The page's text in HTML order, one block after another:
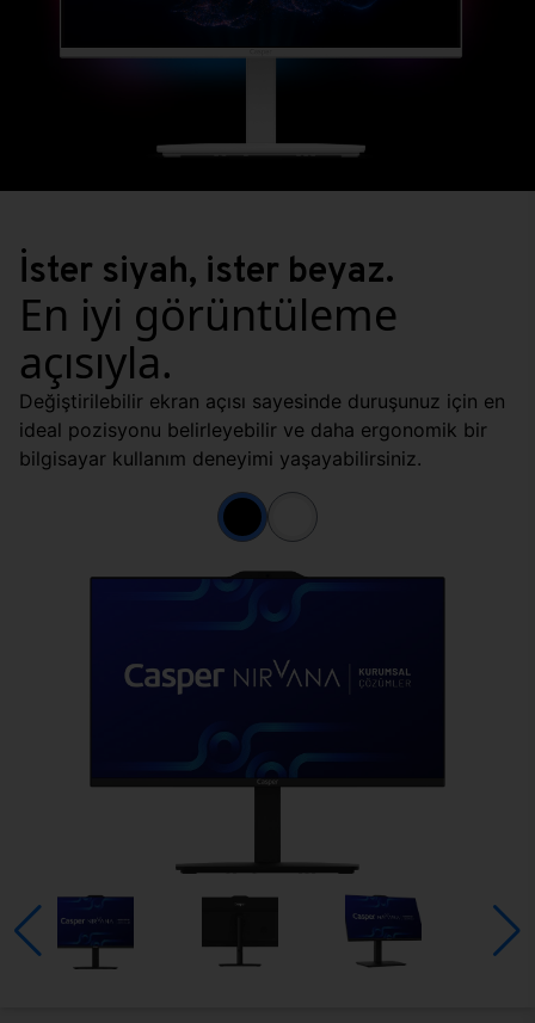
İster siyah, ister beyaz.
En iyi görüntüleme
açısıyla.
Değiştirilebilir ekran açısı sayesinde duruşunuz için en
ideal pozisyonu belirleyebilir ve daha ergonomik bir
bilgisayar kullanım deneyimi yaşayabilirsiniz.